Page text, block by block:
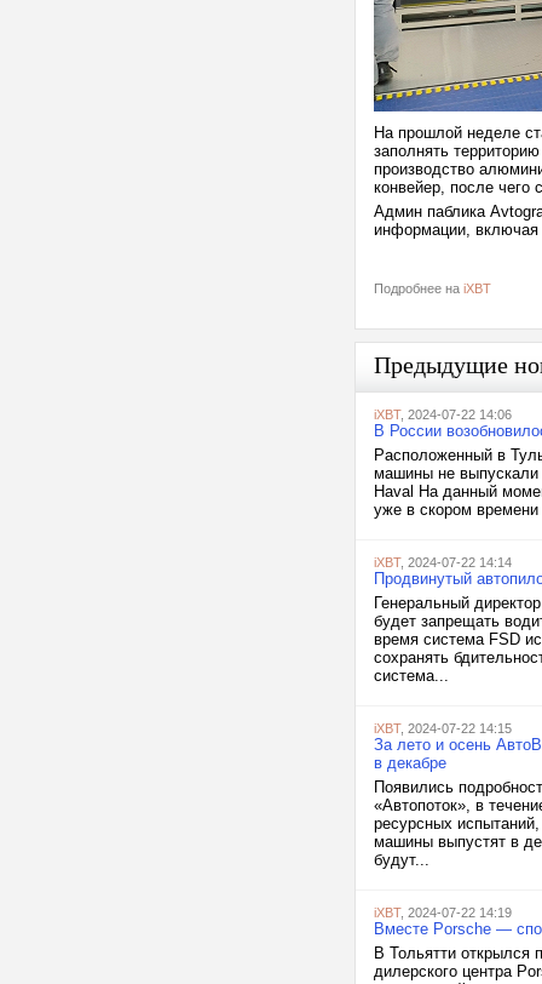
На прошлой неделе
заполнять
производство
конвейер, после чего
Админ паблика
информации, включая
Подробнее на iXBT
Предыдущие
iXBT, 2024-07-22 14:06
В России
Расположенный в
машины не выпускали
Haval На данный
уже в скором времени
iXBT, 2024-07-22 14:14
Продвинутый
Генеральный
будет запрещать
время система FSD
сохранять
система...
iXBT, 2024-07-22 14:15
За лето и осень
в декабре
Появились
«Автопоток», в
ресурсных
машины выпустят в
будут...
iXBT, 2024-07-22 14:19
Вместе Porsche —
В Тольятти открылся
дилерского центра